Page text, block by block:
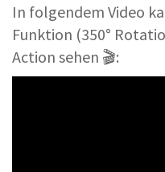
In folgendem Video
Funktion (350°
Action sehen 🎬: